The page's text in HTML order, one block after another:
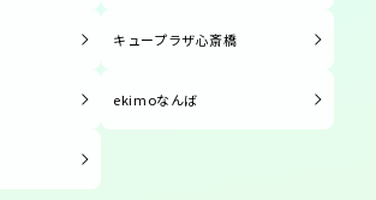
キュープラザ心斎橋
ekimoなんば